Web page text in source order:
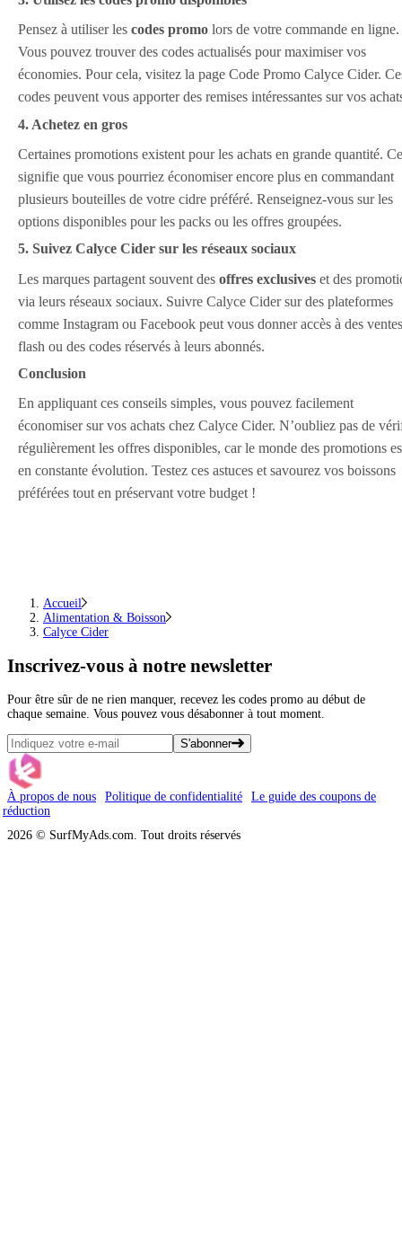
Pensez à utiliser les codes promo lors de votre commande en ligne.
Vous pouvez trouver des codes actualisés pour maximiser vos
économies. Pour cela, visitez la page Code Promo Calyce Cider.
codes peuvent vous apporter des remises intéressantes sur vos
4. Achetez en gros
Certaines promotions existent pour les achats en grande quantité.
signifie que vous pourriez économiser encore plus en commandant
plusieurs bouteilles de votre cidre préféré. Renseignez-vous sur les
options disponibles pour les packs ou les offres groupées.
5. Suivez Calyce Cider sur les réseaux sociaux
Les marques partagent souvent des offres exclusives et des
via leurs réseaux sociaux. Suivre Calyce Cider sur des plateformes
comme Instagram ou Facebook peut vous donner accès à des ventes
flash ou des codes réservés à leurs abonnés.
Conclusion
En appliquant ces conseils simples, vous pouvez facilement
économiser sur vos achats chez Calyce Cider. N’oubliez pas de
régulièrement les offres disponibles, car le monde des promotions
en constante évolution. Testez ces astuces et savourez vos boissons
préférées tout en préservant votre budget !
Accueil
Alimentation & Boisson
Calyce Cider
Inscrivez-vous à notre newsletter
Pour être sûr de ne rien manquer, recevez les codes promo au début de
chaque semaine. Vous pouvez vous désabonner à tout moment.
S'abonner
À propos de nous Politique de confidentialité
Le guide des coupons de
réduction
2026 © SurfMyAds.com. Tout droits réservés